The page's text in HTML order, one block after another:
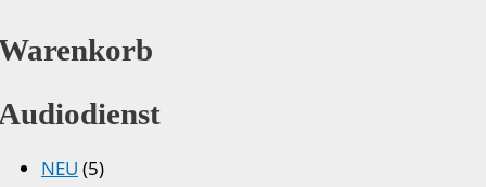
Audiodienst
NEU (5)